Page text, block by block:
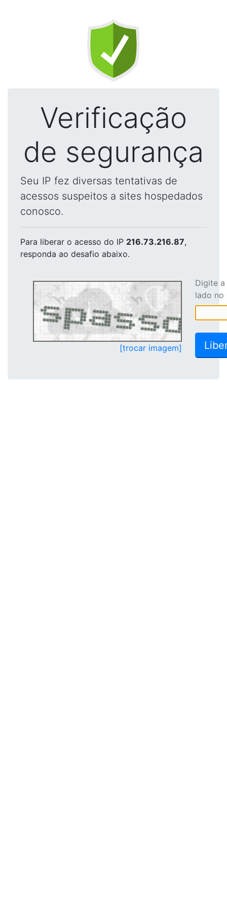
Verificação
de segurança
Seu IP fez diversas tentativas de
acessos suspeitos a sites hospedados
conosco.
Para liberar o acesso do IP 216.73.216.87,
responda ao desafio abaixo.
[trocar imagem]
Digite
lado no